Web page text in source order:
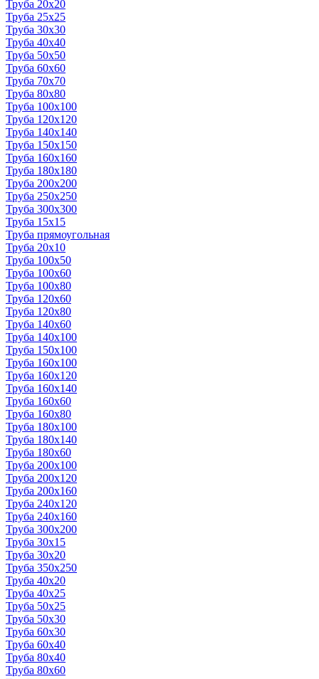
Труба 20x20
Труба 25x25
Труба 30x30
Труба 40x40
Труба 50x50
Труба 60x60
Труба 70x70
Труба 80x80
Труба 100x100
Труба 120x120
Труба 140x140
Труба 150x150
Труба 160x160
Труба 180x180
Труба 200x200
Труба 250x250
Труба 300x300
Труба 15x15
Труба прямоугольная
Труба 20x10
Труба 100x50
Труба 100x60
Труба 100x80
Труба 120x60
Труба 120x80
Труба 140x60
Труба 140x100
Труба 150x100
Труба 160x100
Труба 160x120
Труба 160x140
Труба 160x60
Труба 160x80
Труба 180x100
Труба 180x140
Труба 180x60
Труба 200x100
Труба 200x120
Труба 200x160
Труба 240x120
Труба 240x160
Труба 300x200
Труба 30x15
Труба 30x20
Труба 350x250
Труба 40x20
Труба 40x25
Труба 50x25
Труба 50x30
Труба 60x30
Труба 60x40
Труба 80x40
Труба 80x60